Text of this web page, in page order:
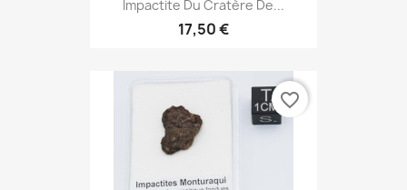
Impactite Du Cratère De...
17,50 €
favorite_border